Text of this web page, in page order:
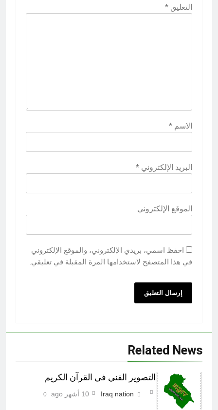
التعليق *
الاسم *
البريد الإلكتروني *
الموقع الإلكتروني
احفظ اسمي، بريدي الإلكتروني، والموقع الإلكتروني
في هذا المتصفح لاستخدامها المرة المقبلة في تعليقي.
Related News
التصوير الفني في القرآن الكريم
Iraq nation 10 أشهر ago 0